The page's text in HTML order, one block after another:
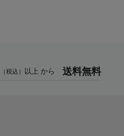
（税込） 以上 から 送料無料